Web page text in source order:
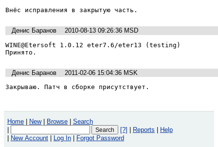
Денис Баранов
2010-08-13 09:26:36 MSD
WINE@Etersoft 1.0.12 eter7.6/eter13 (testing)
Принято.
Денис Баранов
2011-02-06 15:04:36 MSK
Закрываю. Патч в сборке присутствует.
Home New Browse
Search
[?] Reports
Help
New Account Log In Forgot Password